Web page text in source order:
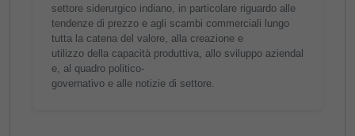
settore siderurgico indiano, in particolare riguardo alle
tendenze di prezzo e agli scambi commerciali lungo
tutta la catena del valore, alla creazione e
utilizzo della capacità produttiva, allo sviluppo aziendal
e, al quadro politico-
governativo e alle notizie di settore.